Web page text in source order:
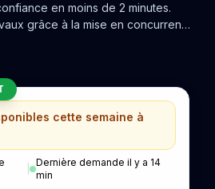
en moins de 2 minutes.
grâce à la mise en concurrence
cette semaine à
|
Dernière demande il y a 14
min